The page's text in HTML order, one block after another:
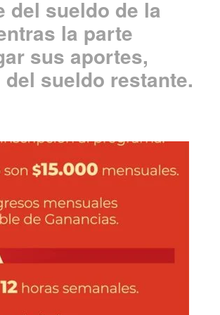
del sueldo de la
la parte
sus aportes,
sueldo restante.